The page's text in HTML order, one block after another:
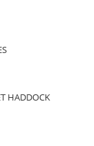
HADDOCK